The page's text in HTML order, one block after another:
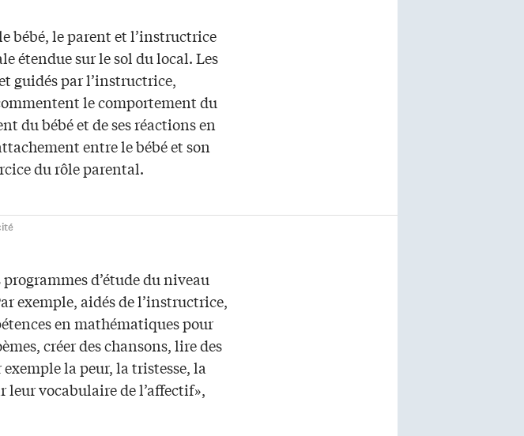
bébé, le parent et l’instructrice
étendue sur le sol du local. Les
guidés par l’instructrice,
le comportement du
du bébé et de ses réactions en
entre le bébé et son
du rôle parental.
d’étude du niveau
exemple, aidés de l’instructrice,
en mathématiques pour
créer des chansons, lire des
la peur, la tristesse, la
vocabulaire de l’affectif»,